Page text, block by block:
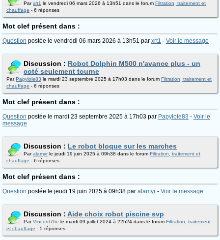
Parxrt1 le vendredi 06 mars 2026 à 13h51 dans le forum Filtration, traitement et
chauffage - 6 réponses
Mot clef présent dans :
Question postée le vendredi 06 mars 2026 à 13h51 par xrt1 - Voir le message
Discussion : Robot Dolphin M500 n'avance plus - un
coté seulement tourne
ParPapylole83 le mardi 23 septembre 2025 à 17h03 dans le forum Filtration, traitement et
chauffage - 6 réponses
Mot clef présent dans :
Question postée le mardi 23 septembre 2025 à 17h03 par Papylole83 - Voir le
message
Discussion : Le robot bloque sur les marches
Paralamyrle jeudi 19 juin 2025 à 09h38 dans le forum Filtration, traitement et
chauffage - 6 réponses
Mot clef présent dans :
Question postée le jeudi 19 juin 2025 à 09h38 par alamyr - Voir le message
Discussion : Aide choix robot piscine svp
ParVincent76e le mardi 09 juillet 2024 à 22h24 dans le forum Filtration, traitement
et chauffage - 5 réponses